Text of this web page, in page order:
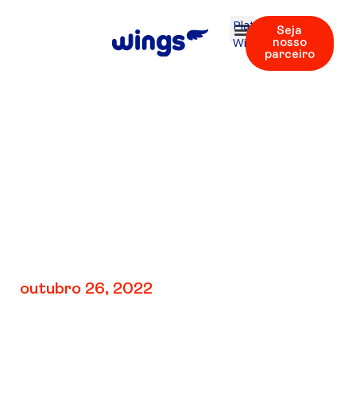
Plataforma
Wings
Seja
nosso
parceiro
outubro 26, 2022